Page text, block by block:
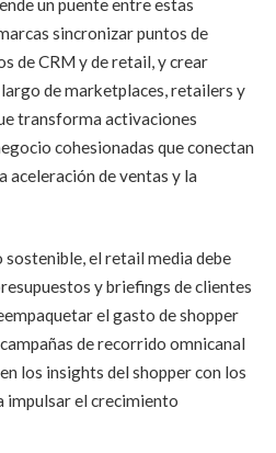
un puente entre estas
sincronizar puntos de
de CRM y de retail, y crear
de marketplaces, retailers y
transforma activaciones
cohesionadas que conectan
aceleración de ventas y la
el retail media debe
y briefings de clientes
el gasto de shopper
de recorrido omnicanal
los insights del shopper con los
impulsar el crecimiento